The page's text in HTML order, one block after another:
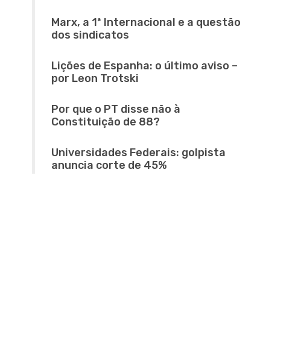
Marx, a 1ª Internacional e a questão
dos sindicatos
Lições de Espanha: o último aviso –
por Leon Trotski
Por que o PT disse não à
Constituição de 88?
Universidades Federais: golpista
anuncia corte de 45%